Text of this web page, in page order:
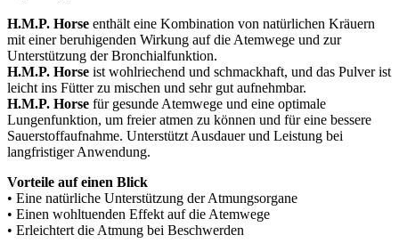
H.M.P. Horse enthält eine Kombination von natürlichen Kräuern
mit einer beruhigenden Wirkung auf die Atemwege und zur
Unterstützung der Bronchialfunktion.
H.M.P. Horse ist wohlriechend und schmackhaft, und das Pulver ist
leicht ins Fütter zu mischen und sehr gut aufnehmbar.
H.M.P. Horse für gesunde Atemwege und eine optimale
Lungenfunktion, um freier atmen zu können und für eine bessere
Sauerstoffaufnahme. Unterstützt Ausdauer und Leistung bei
langfristiger Anwendung.
Vorteile auf einen Blick
• Eine natürliche Unterstützung der Atmungsorgane
• Einen wohltuenden Effekt auf die Atemwege
• Erleichtert die Atmung bei Beschwerden